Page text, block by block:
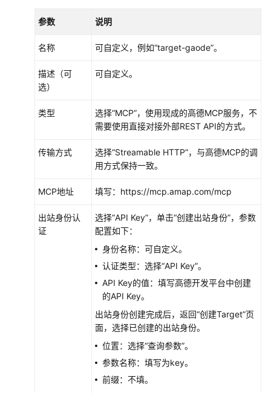
全
出
助
手
成
记
箱/
关/
高
参数 说明
名称 可自定义，例如“target-gaode”。
描述（可
选）
可自定义。
类型
选择“MCP”，使用现成的高德MCP服务，不
需要使用直接对接外部REST API的方式。
传输方式
选择“Streamable HTTP”，与高德MCP的调
用方式保持一致。
MCP地址 填写：https://mcp.amap.com/mcp
出站身份认
证
选择“API Key”，单击“创建出站身份”，参数
配置如下：
身份名称：可自定义。
认证类型：选择“API Key”。
API Key的值：填写高德开发平台中创建
的API Key。
出站身份创建完成后，返回“创建Target”页
面，选择已创建的出站身份。
位置：选择“查询参数”。
参数名称：填写为key。
前缀：不填。